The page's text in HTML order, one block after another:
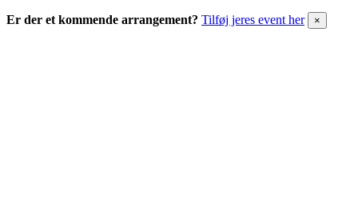
Er der et kommende arrangement? Tilføj jeres event her ×